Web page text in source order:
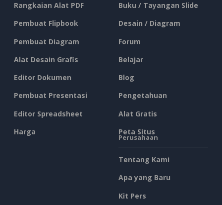
Rangkaian Alat PDF
Pembuat Flipbook
Pembuat Diagram
Alat Desain Grafis
Editor Dokumen
Pembuat Presentasi
Editor Spreadsheet
Harga
Buku / Tayangan Slide
Desain / Diagram
Forum
Belajar
Blog
Pengetahuan
Alat Gratis
Peta Situs
Perusahaan
Tentang Kami
Apa yang Baru
Kit Pers